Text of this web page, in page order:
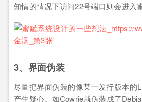
知情的情况下访问22号端口则会进入
3、界面伪装
尽量把界面伪装的像某一发行版本的
产生疑心。如Cowrie就伪装成了